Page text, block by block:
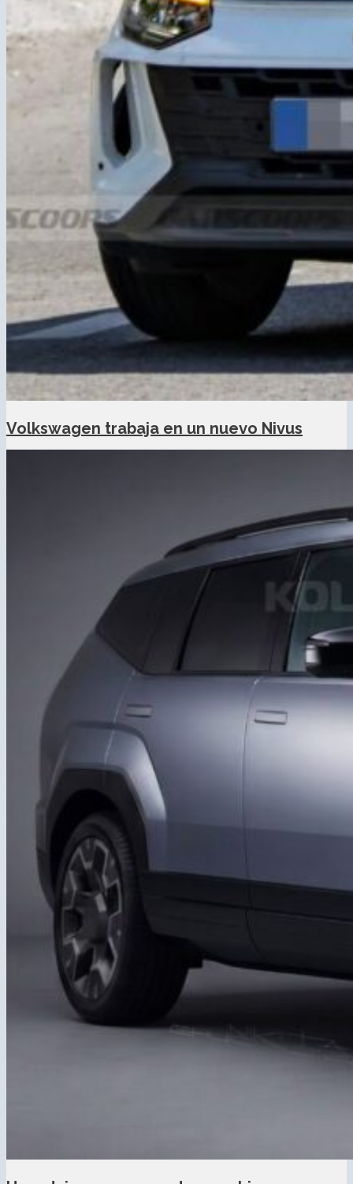
Volkswagen trabaja en un nuevo Nivus